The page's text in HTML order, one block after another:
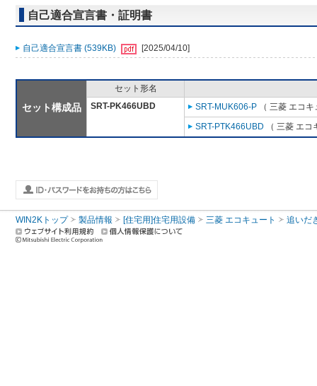
自己適合宣言書・証明書
自己適合宣言書 (539KB) [2025/04/10]
セット構成品
セット形名
SRT-PK466UBD
SRT-MUK606-P （ 三菱 エコ
SRT-PTK466UBD （ 三菱 エ
WIN2Kトップ 製品情報 [住宅用]住宅用設備 三菱 エコキュート 追いだ